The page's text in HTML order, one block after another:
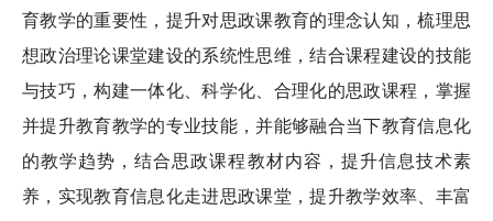
育教学的重要性，提升对思政课教育的理念认知，梳理思
想政治理论课堂建设的系统性思维，结合课程建设的技能
与技巧，构建一体化、科学化、合理化的思政课程，掌握
并提升教育教学的专业技能，并能够融合当下教育信息化
的教学趋势，结合思政课程教材内容，提升信息技术素
养，实现教育信息化走进思政课堂，提升教学效率、丰富